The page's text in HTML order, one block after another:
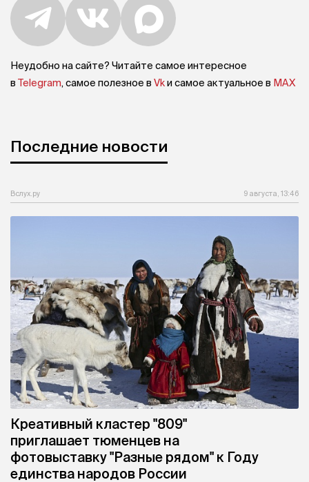
Неудобно на сайте? Читайте самое интересное
в Telegram, самое полезное в Vkи самое актуальное в MAX
Последние новости
Вслух.ру 9 августа, 13:46
Креативный кластер "809"
приглашает тюменцев на
фотовыставку "Разные рядом" к Году
единства народов России